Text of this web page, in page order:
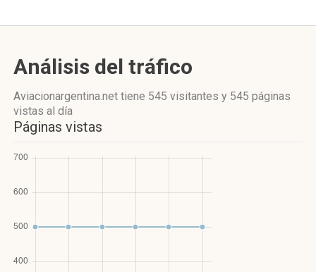
Análisis del tráfico
Aviacionargentina.net tiene 545 visitantes y 545 páginas
vistas al día
Páginas vistas